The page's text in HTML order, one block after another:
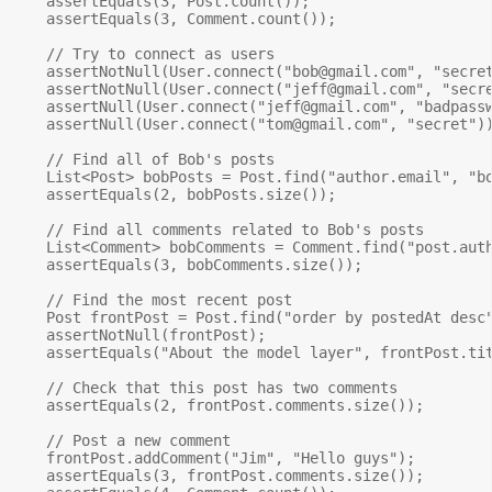
    assertEquals(3, Comment.count());
    // Try to connect as users
    assertNotNull(User.connect("
bob@gmail.com",
    assertNotNull(User.connect("
jeff@gmail.com",
    assertNull(User.connect("
jeff@gmail.com",
    assertNull(User.connect("
tom@gmail.com",
    // Find all of Bob's posts
    List<Post> bobPosts = Post.find("author.email", "
    assertEquals(2, bobPosts.size());
    // Find all comments related to Bob's posts
List<Comment> bobComments =
    assertEquals(3, bobComments.size());
    // Find the most recent post
Post frontPost = Post.find("order by postedAt
    assertNotNull(frontPost);
assertEquals("About the model layer",
    // Check that this post has two comments
    assertEquals(2, frontPost.comments.size());
    // Post a new comment
    frontPost.addComment("Jim", "Hello guys");
    assertEquals(3, frontPost.comments.size());